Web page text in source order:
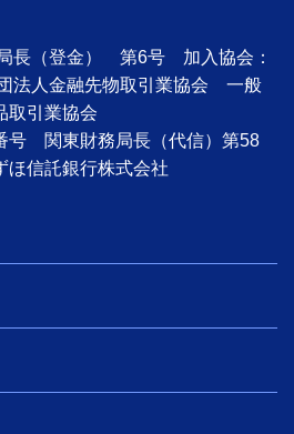
長（登金） 第6号 加入協会：
法人金融先物取引業協会 一般
取引業協会
関東財務局長（代信）第58
信託銀行株式会社